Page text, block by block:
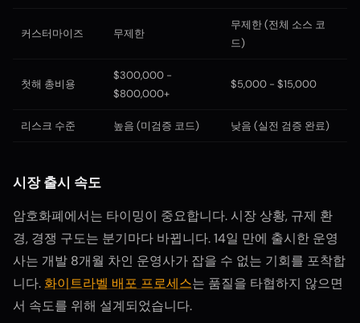
커스터마이즈 무제한
무제한 (전체 소스 코
드)
첫해 총비용
$300,000 -
$800,000+
$5,000 - $15,000
리스크 수준 높음 (미검증 코드) 낮음 (실전 검증 완료)
시장 출시 속도
암호화폐에서는 타이밍이 중요합니다. 시장 상황, 규제 환
경, 경쟁 구도는 분기마다 바뀝니다. 14일 만에 출시한 운영
사는 개발 8개월 차인 운영사가 잡을 수 없는 기회를 포착합
니다. 화이트라벨 배포 프로세스는 품질을 타협하지 않으면
서 속도를 위해 설계되었습니다.